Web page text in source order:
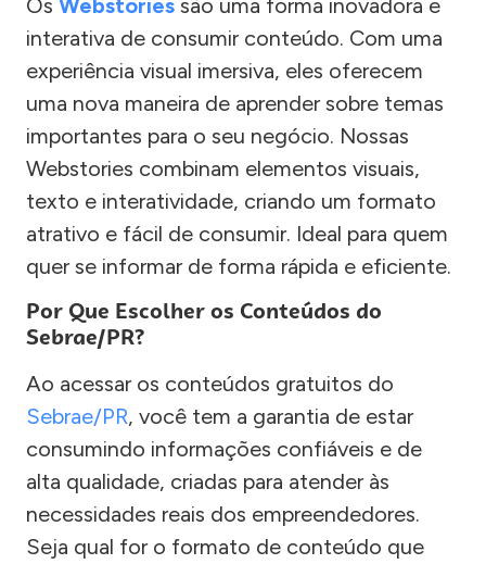
interativa de consumir conteúdo. Com uma
experiência visual imersiva, eles oferecem
uma nova maneira de aprender sobre temas
importantes para o seu negócio. Nossas
Webstories combinam elementos visuais,
texto e interatividade, criando um formato
atrativo e fácil de consumir. Ideal para quem
quer se informar de forma rápida e eficiente.
Por Que Escolher os Conteúdos do
Sebrae/PR?
Ao acessar os conteúdos gratuitos do
Sebrae/PR, você tem a garantia de estar
consumindo informações confiáveis e de
alta qualidade, criadas para atender às
necessidades reais dos empreendedores.
Seja qual for o formato de conteúdo que